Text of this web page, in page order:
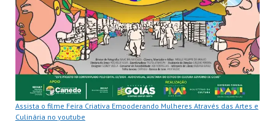
Assista o filme Feira Criativa Empoderando Mulheres Através das Artes e
Culinária no youtube